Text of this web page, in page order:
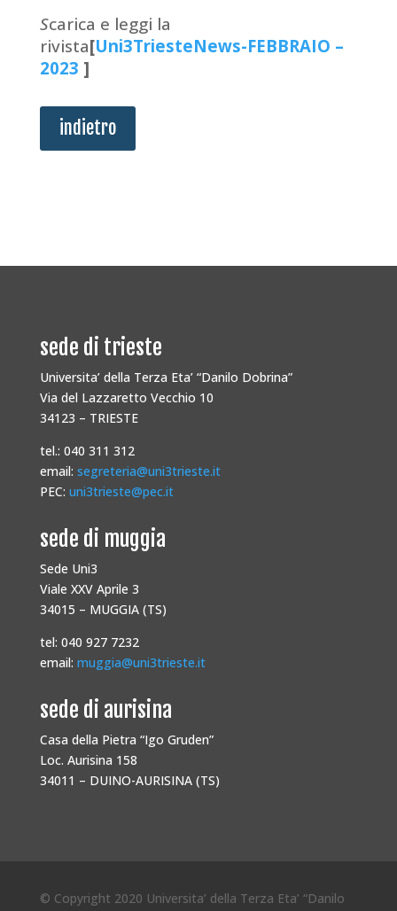
Scarica e leggi la
rivista[Uni3TriesteNews-FEBBRAIO –
2023 ]
indietro
sede di trieste
Universita’ della Terza Eta’ “Danilo Dobrina”
Via del Lazzaretto Vecchio 10
34123 – TRIESTE
tel.: 040 311 312
email: segreteria@uni3trieste.it
PEC: uni3trieste@pec.it
sede di muggia
Sede Uni3
Viale XXV Aprile 3
34015 – MUGGIA (TS)
tel: 040 927 7232
email: muggia@uni3trieste.it
sede di aurisina
Casa della Pietra “Igo Gruden”
Loc. Aurisina 158
34011 – DUINO-AURISINA (TS)
© Copyright 2020 Universita’ della Terza Eta’ “Danilo